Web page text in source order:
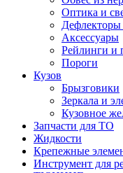
Оптика и
Аксессуары
Рейлинги и
Пороги
Кузов
Брызговики
Зеркала и
Кузовное
Запчасти для ТО
Жидкости
Крепежные
Инструмент для